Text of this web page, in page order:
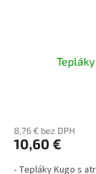
8,76 € bez DPH
10,60 €
- Tepláky Kugo s